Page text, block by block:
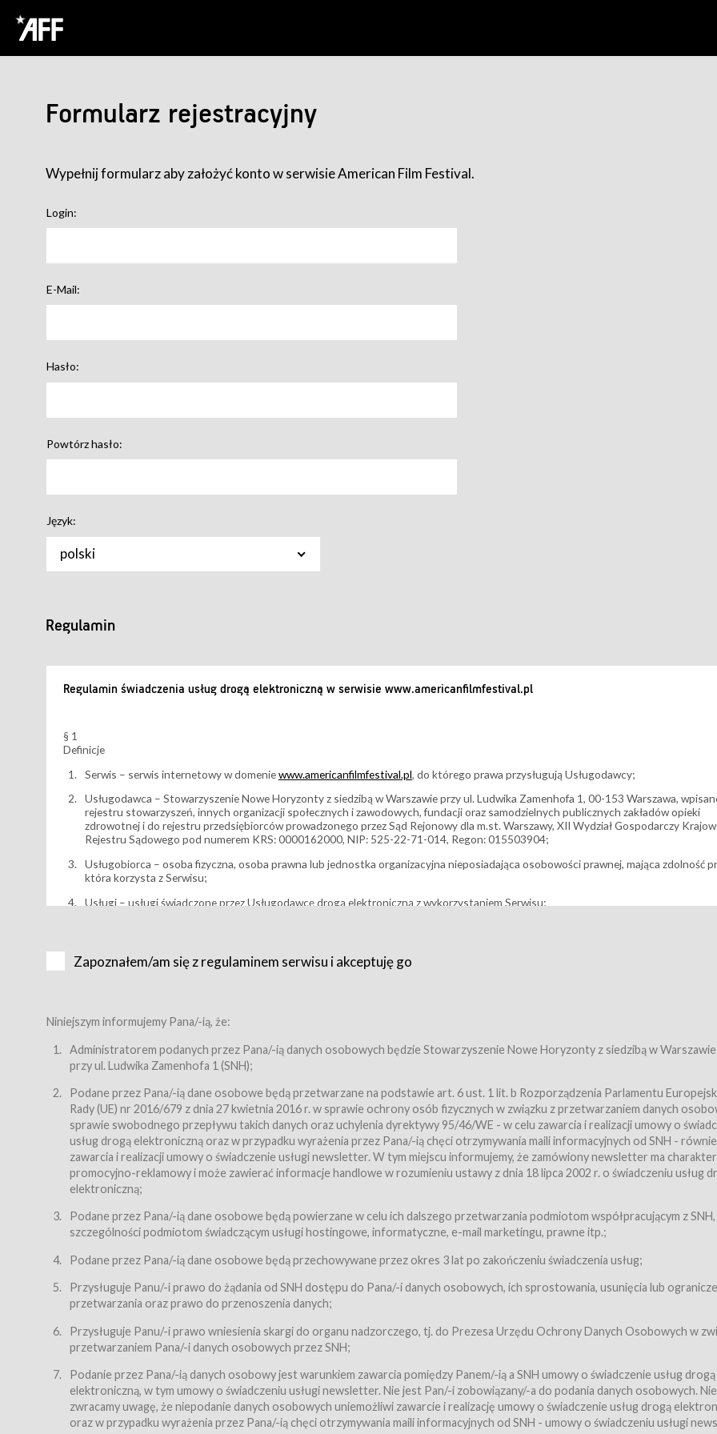
Formularz rejestracyjny
Wypełnij formularz aby założyć konto w serwisie American Film Festival.
Login:
E-Mail:
Hasło:
Powtórz hasło:
Język:
polski
Regulamin
Regulamin świadczenia usług drogą elektroniczną w serwisie www.americanfilmfestival.pl
§ 1
Definicje
Serwis – serwis internetowy w domeniewww.americanfilmfestival.pl, do którego prawa przysługują Usługodawcy;
Usługodawca – Stowarzyszenie Nowe Horyzonty z siedzibą w Warszawie przy ul. Ludwika Zamenhofa 1, 00-153 Warszawa,
rejestru stowarzyszeń, innych organizacji społecznych i zawodowych, fundacji oraz samodzielnych publicznych zakładów opieki
zdrowotnej i do rejestru przedsiębiorców prowadzonego przez Sąd Rejonowy dla m.st. Warszawy, XII Wydział Gospodarczy
Rejestru Sądowego pod numerem KRS: 0000162000, NIP: 525-22-71-014, Regon: 015503904;
Usługobiorca – osoba fizyczna, osoba prawna lub jednostka organizacyjna nieposiadająca osobowości prawnej, mająca zdolność
która korzysta z Serwisu;
Usługi – usługi świadczone przez Usługodawcę drogą elektroniczną z wykorzystaniem Serwisu;
Karnety – wybrane dokumenty potwierdzające zawarcie umowy z Usługodawcą i uprawniające do wzięcia udziału w Wydarzeniu,
Bilety – wybrane dokumenty potwierdzające zawarcie umowy z Usługodawcą i uprawniające do wzięcia udziału w Wydarzeniu,
przewidziane przez Usługodawcę dla danego Wydarzenia, tj. uprawniające do uczestnictwa w wielu albo w pojedynczych seansach
filmowych, wydarzeniach specjalnych i koncertach;
Sklep – sklep internetowy prowadzony przez Usługodawcę w Serwisie;
Regulamin – niniejszy regulamin.
§ 2
Postanowienia ogólne
Regulamin określa zasady:
świadczenia Usługobiorcom Usług przez Usługodawcę, z zastrzeżeniem usług, o których mowa w ust. 2 pkt. 4 i 5 poniżej,
zasady świadczenia precyzują odrębne regulaminy,
przetwarzania przez Usługodawcę danych osobowych Usługobiorców będących osobami fizycznymi.
Usługodawca świadczy w szczególności następujące Usługi:Usługodawca świadczy Usługi drogą elektroniczną w rozumieniu
dnia 18 lipca 2002 r. o świadczeniu usług drogą elektroniczną (Dz.U. z 2002 r., Nr 144, poz. 1204, z późń. zm.). Usługi świadczone są
nieodpłatnie.
usługę przeglądania i odczytywania przez Usługobiorców materiałów zamieszczanych w Serwisie,
usługę newsletter,
usługę zawierania na odległość umów nabycia Karnetów i Biletów,
usługę zawierania na odległość umów sprzedaży w Sklepie.
Usługodawca świadczy Usługi drogą elektroniczną w rozumieniu ustawy z dnia 18 lipca 2002 r. o świadczeniu usług drogą
(Dz.U. z 2002 r., Nr 144, poz. 1204, z późń. zm.). Usługi świadczone są nieodpłatnie.
Zapoznałem/am się z regulaminem serwisu i akceptuję go
Niniejszym informujemy Pana/-ią, że:
Administratorem podanych przez Pana/-ią danych osobowych będzie Stowarzyszenie Nowe Horyzonty z siedzibą w
przy ul. Ludwika Zamenhofa 1 (SNH);
Podane przez Pana/-ią dane osobowe będą przetwarzane na podstawie art. 6 ust. 1 lit. b Rozporządzenia Parlamentu
Rady (UE) nr 2016/679 z dnia 27 kwietnia 2016 r. w sprawie ochrony osób fizycznych w związku z przetwarzaniem danych
sprawie swobodnego przepływu takich danych oraz uchylenia dyrektywy 95/46/WE - w celu zawarcia i realizacji umowy o
usług drogą elektroniczną oraz w przypadku wyrażenia przez Pana/-ią chęci otrzymywania maili informacyjnych od SNH -
zawarcia i realizacji umowy o świadczenie usługi newsletter. W tym miejscu informujemy, że zamówiony newsletter ma charakter
promocyjno-reklamowy i może zawierać informacje handlowe w rozumieniu ustawy z dnia 18 lipca 2002 r. o świadczeniu usług
elektroniczną;
Podane przez Pana/-ią dane osobowe będą powierzane w celu ich dalszego przetwarzania podmiotom współpracującym z
szczególności podmiotom świadczącym usługi hostingowe, informatyczne, e-mail marketingu, prawne itp.;
Podane przez Pana/-ią dane osobowe będą przechowywane przez okres 3 lat po zakończeniu świadczenia usług;
Przysługuje Panu/-i prawo do żądania od SNH dostępu do Pana/-i danych osobowych, ich sprostowania, usunięcia lub
przetwarzania oraz prawo do przenoszenia danych;
Przysługuje Panu/-i prawo wniesienia skargi do organu nadzorczego, tj. do Prezesa Urzędu Ochrony Danych Osobowych w
przetwarzaniem Pana/-i danych osobowych przez SNH;
Podanie przez Pana/-ią danych osobowy jest warunkiem zawarcia pomiędzy Panem/-ią a SNH umowy o świadczenie usług drogą
elektroniczną, w tym umowy o świadczeniu usługi newsletter. Nie jest Pan/-i zobowiązany/-a do podania danych osobowych.
zwracamy uwagę, że niepodanie danych osobowych uniemożliwi zawarcie i realizację umowy o świadczenie usług drogą
oraz w przypadku wyrażenia przez Pana/-ią chęci otrzymywania maili informacyjnych od SNH - umowy o świadczeniu usługi